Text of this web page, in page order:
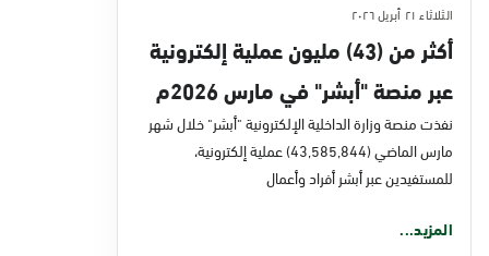
الثلاثاء ٢١ أبريل ٢٠٢٦
أكثر من (43) مليون عملية إلكترونية
عبر منصة "أبشر" في مارس 2026م
نفذت منصة وزارة الداخلية الإلكترونية "أبشر" خلال شهر
مارس الماضي (43,585,844) عملية إلكترونية،
للمستفيدين عبر أبشر أفراد وأعمال
المزيد...